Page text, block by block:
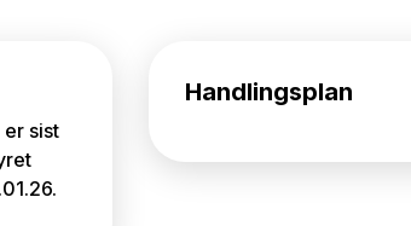
er sist
Handlingsplan